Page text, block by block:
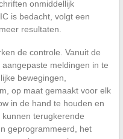
onmiddellijk
is bedacht, volgt een
resultaten.
de controle. Vanuit de
meldingen in te
bewegingen,
op maat gemaakt voor elk
in de hand te houden en
terugkerende
geprogrammeerd, het